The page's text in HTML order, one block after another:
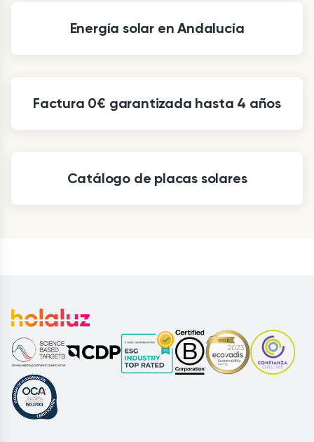
Energía solar en Andalucía
Factura 0€ garantizada hasta 4 años
Catálogo de placas solares